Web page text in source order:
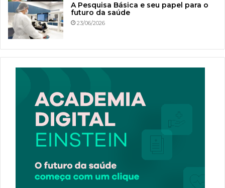
A Pesquisa Básica e seu papel para o
futuro da saúde
23/06/2026